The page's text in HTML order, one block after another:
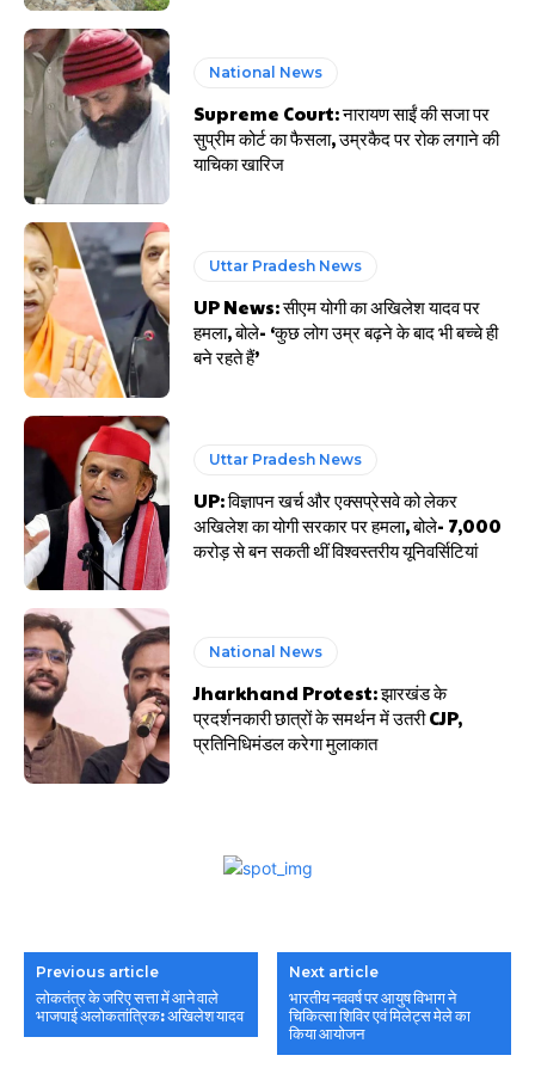
National News
Supreme Court: नारायण साईं की सजा पर
सुप्रीम कोर्ट का फैसला, उम्रकैद पर रोक लगाने की
याचिका खारिज
Uttar Pradesh News
UP News: सीएम योगी का अखिलेश यादव पर
हमला, बोले- ‘कुछ लोग उम्र बढ़ने के बाद भी बच्चे ही
बने रहते हैं’
Uttar Pradesh News
UP: विज्ञापन खर्च और एक्सप्रेसवे को लेकर
अखिलेश का योगी सरकार पर हमला, बोले- 7,000
करोड़ से बन सकती थीं विश्वस्तरीय यूनिवर्सिटियां
National News
Jharkhand Protest: झारखंड के
प्रदर्शनकारी छात्रों के समर्थन में उतरी CJP,
प्रतिनिधिमंडल करेगा मुलाकात
Previous article
लोकतंत्र के जरिए सत्ता में आने वाले
भाजपाई अलोकतांत्रिक: अखिलेश यादव
Next article
भारतीय नववर्ष पर आयुष विभाग ने
चिकित्सा शिविर एवं मिलेट्स मेले का
किया आयोजन